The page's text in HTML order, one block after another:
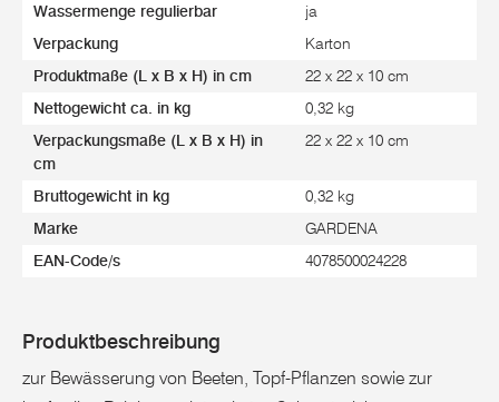
Wassermenge regulierbar ja
Verpackung Karton
Produktmaße (L x B x H) in cm 22 x 22 x 10 cm
Nettogewicht ca. in kg 0,32 kg
Verpackungsmaße (L x B x H) in
cm
22 x 22 x 10 cm
Bruttogewicht in kg 0,32 kg
Marke GARDENA
EAN-Code/s 4078500024228
Produktbeschreibung
zur Bewässerung von Beeten, Topf-Pflanzen sowie zur